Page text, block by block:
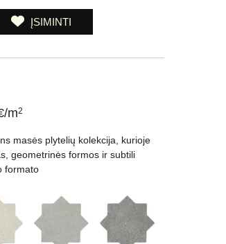
ĮSIMINTI
m2
masės plytelių kolekcija, kurioje
geometrinės formos ir subtili
formato